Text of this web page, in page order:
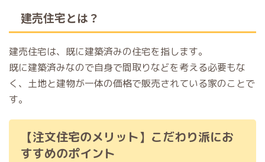
建売住宅とは？
建売住宅は、既に建築済みの住宅を指します。
既に建築済みなので自身で間取りなどを考える必要もな
く、土地と建物が一体の価格で販売されている家のことで
す。
【注文住宅のメリット】こだわり派にお
すすめのポイント